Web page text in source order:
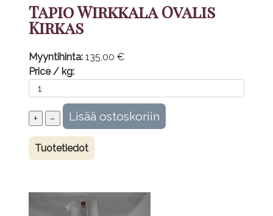
Tapio Wirkkala Ovalis
Kirkas
Myyntihinta: 135,00 €
Price / kg:
Tuotetiedot